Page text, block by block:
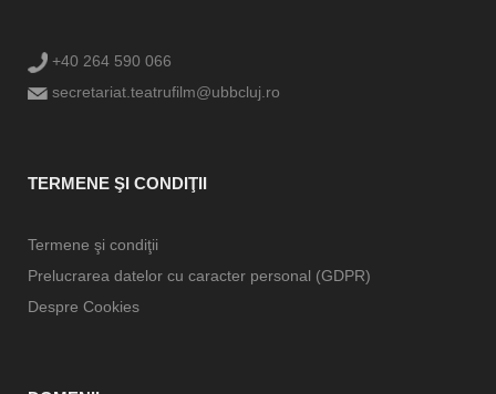
+40 264 590 066
secretariat.teatrufilm@ubbcluj.ro
TERMENE ŞI CONDIŢII
Termene şi condiţii
Prelucrarea datelor cu caracter personal (GDPR)
Despre Cookies